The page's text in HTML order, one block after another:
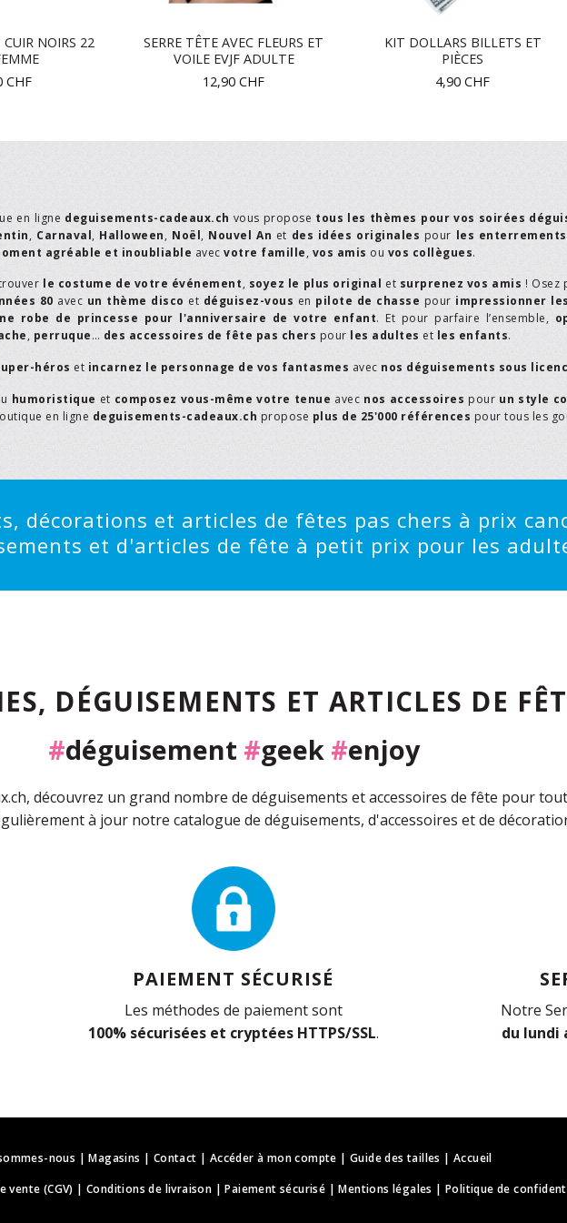
NOIRS 22
CHF
SERRE TÊTE AVEC FLEURS ET
VOILE EVJF ADULTE
12,90 CHF
KIT DOLLARS BILLETS ET
PIÈCES
4,90 CHF
en ligne deguisements-cadeaux.ch vous propose tous les thèmes pour vos soirées
, Carnaval, Halloween, Noël, Nouvel An et des idées originales pour les
agréable et inoubliable avec votre famille, vos amis ou vos collègues.
le costume de votre événement, soyez le plus original et surprenez vos amis ! Osez
80 avec un thème disco et déguisez-vous en pilote de chasse pour impressionner
robe de princesse pour l'anniversaire de votre enfant. Et pour parfaire l’ensemble,
, perruque… des accessoires de fête pas chers pour les adultes et les enfants.
héros et incarnez le personnage de vos fantasmes avec nos déguisements sous
humoristique et composez vous-même votre tenue avec nos accessoires pour un style
en ligne deguisements-cadeaux.ch propose plus de 25'000 références pour tous les
décorations et articles de fêtes pas chers à prix
et d'articles de fête à petit prix pour les
DÉGUISEMENTS ET ARTICLES DE
#déguisement #geek #enjoy
découvrez un grand nombre de déguisements et accessoires de fête pour
à jour notre catalogue de déguisements, d'accessoires et de
PAIEMENT SÉCURISÉ
Les méthodes de paiement sont
100% sécurisées et cryptées HTTPS/SSL.
Notre
du lundi
nous |Magasins | Contact | Accéder à mon compte |Guide des tailles |Accueil
vente (CGV) | Conditions de livraison |Paiement sécurisé |Mentions légales |Politique de